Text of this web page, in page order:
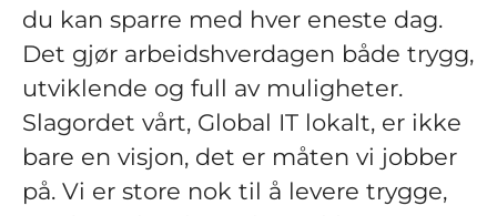
du kan sparre med hver eneste dag.
Det gjør arbeidshverdagen både trygg,
utviklende og full av muligheter.
Slagordet vårt, Global IT lokalt, er ikke
bare en visjon, det er måten vi jobber
på. Vi er store nok til å levere trygge,